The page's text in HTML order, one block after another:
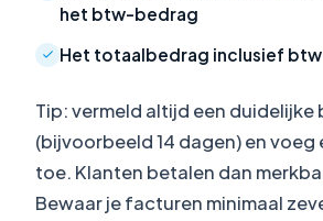
het btw-bedrag
Het totaalbedrag inclusief btw
Tip: vermeld altijd een duidelijke
(bijvoorbeeld 14 dagen) en voeg
toe. Klanten betalen dan
Bewaar je facturen minimaal